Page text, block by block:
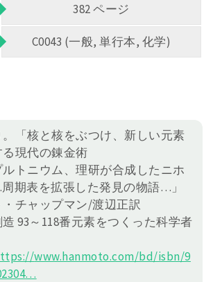
382 ページ
C0043 (一般, 単行本, 化学)
。「核と核をぶつけ、新しい元素
現代の錬金術
ルトニウム、理研が合成したニホ
期表を拡張した発見の物語…」
チャップマン/渡辺正訳
造 93～118番元素をつくった科学者
www.hanmoto.com/bd/isbn/9
…